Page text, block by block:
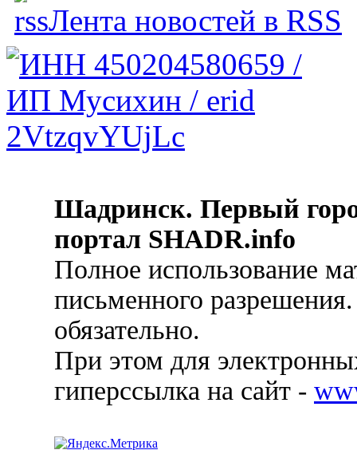
Лента новостей в RSS
Шадринск. Первый
портал SHADR.info
Полное использование
письменного
обязательно.
При этом для
гиперссылка на сайт -